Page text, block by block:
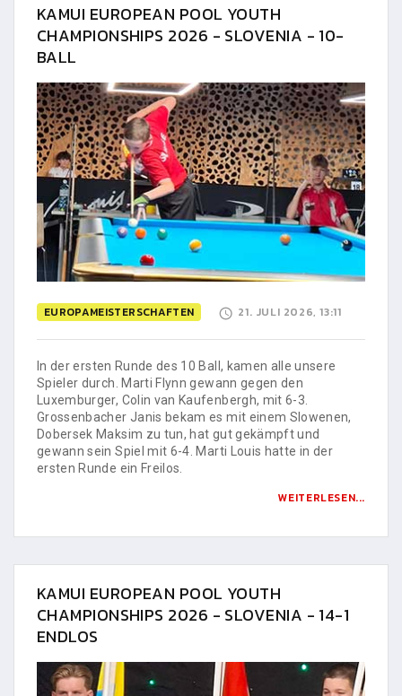
KAMUI EUROPEAN POOL YOUTH
CHAMPIONSHIPS 2026 - SLOVENIA - 10-
BALL
EUROPAMEISTERSCHAFTEN 21. JULI 2026, 13:11
In der ersten Runde des 10 Ball, kamen alle unsere
Spieler durch. Marti Flynn gewann gegen den
Luxemburger, Colin van Kaufenbergh, mit 6-3.
Grossenbacher Janis bekam es mit einem Slowenen,
Dobersek Maksim zu tun, hat gut gekämpft und
gewann sein Spiel mit 6-4. Marti Louis hatte in der
ersten Runde ein Freilos.
WEITERLESEN...
KAMUI EUROPEAN POOL YOUTH
CHAMPIONSHIPS 2026 - SLOVENIA - 14-1
ENDLOS